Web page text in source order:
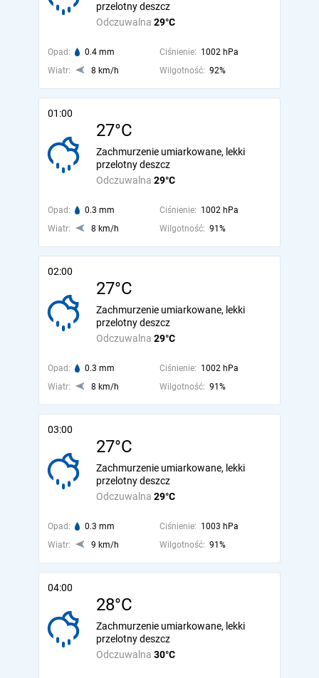
Odczuwalna 29°C
przelotny deszcz
Opad: 0.4 mm Ciśnienie: 1002 hPa
Wiatr:
8 km/h Wilgotność: 92%
01:00
27°C
Odczuwalna 29°C
Zachmurzenie umiarkowane, lekki
przelotny deszcz
Opad: 0.3 mm Ciśnienie: 1002 hPa
Wiatr:
8 km/h Wilgotność: 91%
02:00
27°C
Odczuwalna 29°C
Zachmurzenie umiarkowane, lekki
przelotny deszcz
Opad: 0.3 mm Ciśnienie: 1002 hPa
Wiatr:
8 km/h Wilgotność: 91%
03:00
27°C
Odczuwalna 29°C
Zachmurzenie umiarkowane, lekki
przelotny deszcz
Opad: 0.3 mm Ciśnienie: 1003 hPa
Wiatr:
9 km/h Wilgotność: 91%
04:00
28°C
Odczuwalna 30°C
Zachmurzenie umiarkowane, lekki
przelotny deszcz